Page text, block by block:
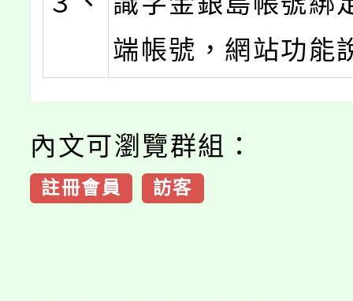
端帳號，網站功能
內文可瀏覽群組：
註冊會員 訪客